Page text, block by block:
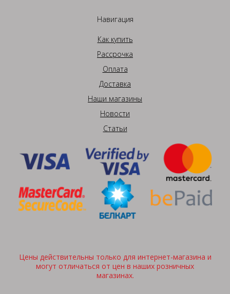
Навигация
Как купить
Рассрочка
Оплата
Доставка
Наши магазины
Новости
Статьи
Цены действительны только для интернет-магазина и
могут отличаться от цен в наших розничных
магазинах.